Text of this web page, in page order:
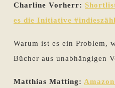
Charline Vorherr:
es die Initiative
Warum ist es ein Problem,
Bücher aus unabhängigen
Matthias Matting: